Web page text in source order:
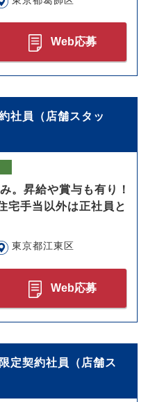
Web応募
社員（店舗スタッ
。昇給や賞与も有り！
宅手当以外は正社員と
東京都江東区
Web応募
定契約社員（店舗ス